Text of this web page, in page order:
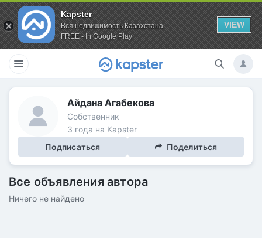
Kapster
Вся недвижимость Казахстана
FREE - In Google Play
VIEW
Айдана Агабекова
Собственник
3 года на Kapster
Подписаться
Поделиться
Все объявления автора
Ничего не найдено